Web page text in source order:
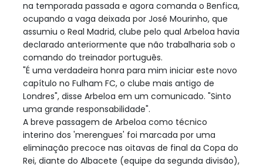
na temporada passada e agora comanda o Benfica,
ocupando a vaga deixada por José Mourinho, que
assumiu o Real Madrid, clube pelo qual Arbeloa havia
declarado anteriormente que não trabalharia sob o
comando do treinador português.
"É uma verdadeira honra para mim iniciar este novo
capítulo no Fulham FC, o clube mais antigo de
Londres", disse Arbeloa em um comunicado. "Sinto
uma grande responsabilidade".
A breve passagem de Arbeloa como técnico
interino dos 'merengues' foi marcada por uma
eliminação precoce nas oitavas de final da Copa do
Rei, diante do Albacete (equipe da segunda divisão),